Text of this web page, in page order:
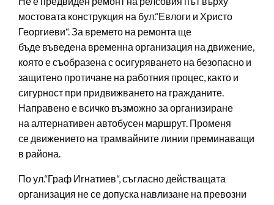
мостовата конструкция на бул.“Евлоги и Христо
Георгиеви“. За времето на ремонта ще
бъде въведена временна организация на движение,
която е съобразена с осигуряването на безопасно и
защитено протичане на работния процес, както и
сигурност при придвижването на гражданите.
Направено е всичко възможно за организиране
на алтернативен автобусен маршрут. Променя
се движението на трамвайните линии преминаващи
в района.
По ул.“Граф Игнатиев“, съгласно действащата
организация не се допуска навлизане на превозни